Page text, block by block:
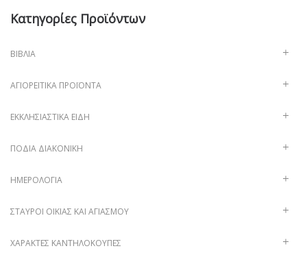
Κατηγορίες Προϊόντων
ΒΙΒΛΊΑ
ΑΓΙΟΡΕΊΤΙΚΑ ΠΡΟΪΌΝΤΑ
ΕΚΚΛΗΣΙΑΣΤΙΚΆ ΕΊΔΗ
ΠΟΔΙΆ ΔΙΑΚΟΝΙΚΉ
ΗΜΕΡΟΛΌΓΙΑ
ΣΤΑΥΡΟΊ ΟΙΚΊΑΣ ΚΑΙ ΑΓΙΑΣΜΟΎ
ΧΑΡΑΚΤΈΣ ΚΑΝΤΗΛΌΚΟΥΠΕΣ